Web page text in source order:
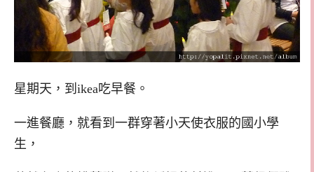
星期天，到ikea吃早餐。
一進餐廳，就看到一群穿著小天使衣服的國小學
生，